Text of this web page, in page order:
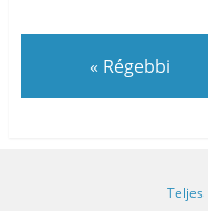
« Régebbi
Teljes